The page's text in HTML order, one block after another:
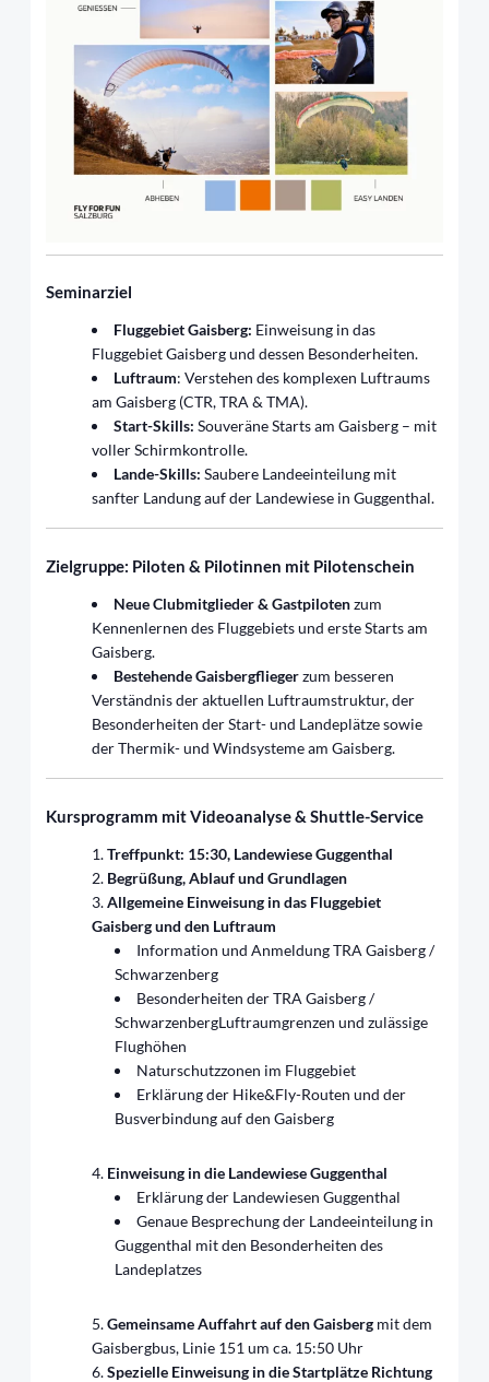
Seminarziel
Fluggebiet Gaisberg: Einweisung in das
Fluggebiet Gaisberg und dessen Besonderheiten.
Luftraum: Verstehen des komplexen Luftraums
am Gaisberg (CTR, TRA & TMA).
Start-Skills:Souveräne Starts am Gaisberg – mit
voller Schirmkontrolle.
Lande-Skills:Saubere Landeeinteilung mit
sanfter Landung auf der Landewiese in Guggenthal.
Zielgruppe: Piloten & Pilotinnen mit Pilotenschein
Neue Clubmitglieder & Gastpilotenzum
Kennenlernen des Fluggebiets und erste Starts am
Gaisberg.
Bestehende Gaisbergfliegerzum besseren
Verständnis der aktuellen Luftraumstruktur, der
Besonderheiten der Start- und Landeplätze sowie
der Thermik- und Windsysteme am Gaisberg.
Kursprogramm mit Videoanalyse & Shuttle-Service
Treffpunkt: 15:30, Landewiese Guggenthal
Begrüßung, Ablauf und Grundlagen
Allgemeine Einweisung in das Fluggebiet
Gaisberg und den Luftraum
Information und Anmeldung TRA Gaisberg /
Schwarzenberg
Besonderheiten der TRA Gaisberg /
SchwarzenbergLuftraumgrenzen und zulässige
Flughöhen
Naturschutzzonen im Fluggebiet
Erklärung der Hike&Fly-Routen und der
Busverbindung auf den Gaisberg
Einweisung in die Landewiese Guggenthal
Erklärung der Landewiesen Guggenthal
Genaue Besprechung der Landeeinteilung in
Guggenthal mit den Besonderheiten des
Landeplatzes
Gemeinsame Auffahrt auf den Gaisberg mit dem
Gaisbergbus, Linie 151 um ca. 15:50 Uhr
Spezielle Einweisung in die Startplätze Richtung